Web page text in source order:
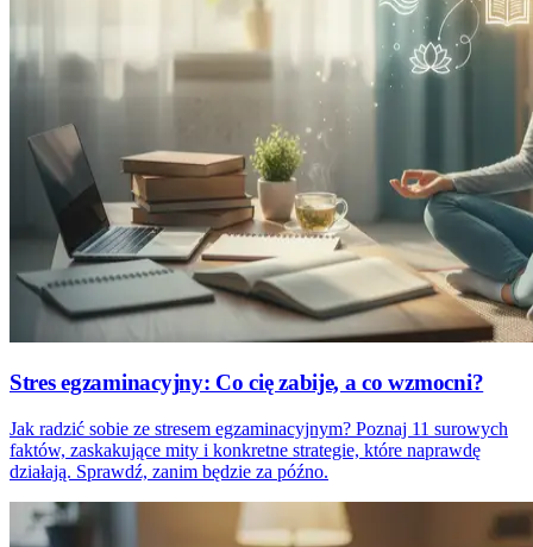
Stres egzaminacyjny: Co cię zabije, a co wzmocni?
Jak radzić sobie ze stresem egzaminacyjnym? Poznaj 11 surowych
faktów, zaskakujące mity i konkretne strategie, które naprawdę
działają. Sprawdź, zanim będzie za późno.